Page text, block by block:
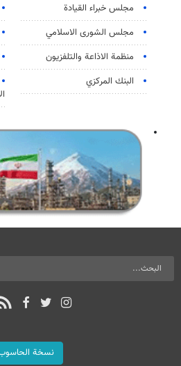
مجلس خبراء القيادة
مجلس الشورى الاسلامي
منظمة الاذاعة والتلفزیون
البنك المركزي
نسخة